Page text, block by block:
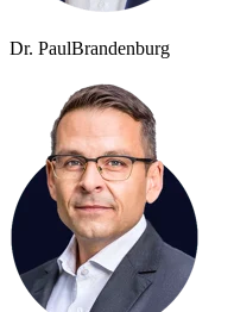
Dr. PaulBrandenburg